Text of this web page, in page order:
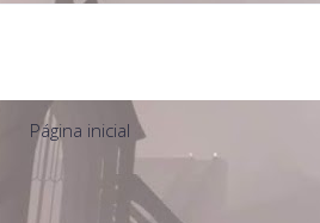
Página inicial